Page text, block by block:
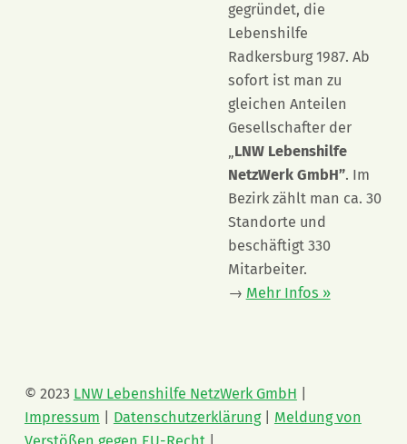
gegründet, die
Lebenshilfe
Radkersburg 1987. Ab
sofort ist man zu
gleichen Anteilen
Gesellschafter der
„LNW Lebenshilfe
NetzWerk GmbH”. Im
Bezirk zählt man ca. 30
Standorte und
beschäftigt 330
Mitarbeiter.
→ Mehr Infos »
© 2023 LNW Lebenshilfe NetzWerk GmbH
Impressum
Datenschutzerklärung
Meldung von